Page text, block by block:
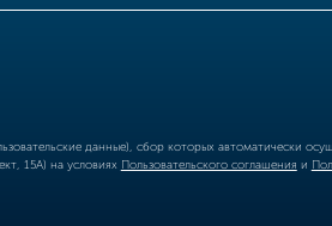
данные), сбор которых автоматически
15А) на условиях Пользовательского соглашения и